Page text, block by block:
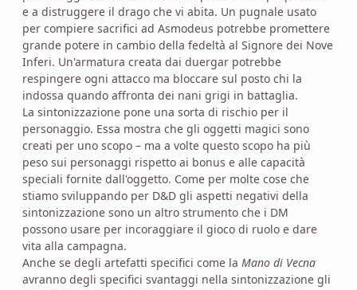
e a distruggere il drago che vi abita. Un pugnale usato
per compiere sacrifici ad Asmodeus potrebbe promettere
grande potere in cambio della fedeltà al Signore dei Nove
Inferi. Un'armatura creata dai duergar potrebbe
respingere ogni attacco ma bloccare sul posto chi la
indossa quando affronta dei nani grigi in battaglia.
La sintonizzazione pone una sorta di rischio per il
personaggio. Essa mostra che gli oggetti magici sono
creati per uno scopo – ma a volte questo scopo ha più
peso sui personaggi rispetto ai bonus e alle capacità
speciali fornite dall'oggetto. Come per molte cose che
stiamo sviluppando per D&D gli aspetti negativi della
sintonizzazione sono un altro strumento che i DM
possono usare per incoraggiare il gioco di ruolo e dare
vita alla campagna.
Anche se degli artefatti specifici come la Mano di Vecna
avranno degli specifici svantaggi nella sintonizzazione gli